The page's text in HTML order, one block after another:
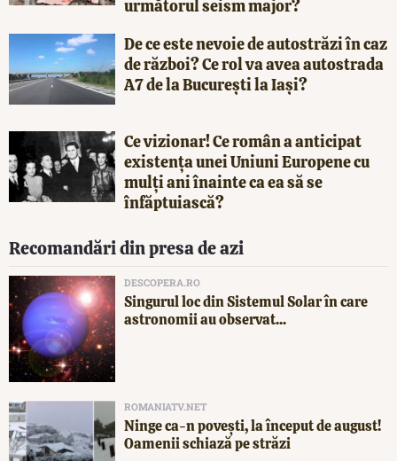
următorul seism major?
De ce este nevoie de autostrăzi în caz
de război? Ce rol va avea autostrada
A7 de la București la Iași?
Ce vizionar! Ce român a anticipat
existența unei Uniuni Europene cu
mulți ani înainte ca ea să se
înfăptuiască?
Recomandări din presa de azi
DESCOPERA.RO
Singurul loc din Sistemul Solar în care
astronomii au observat...
ROMANIATV.NET
Ninge ca-n povești, la început de august!
Oamenii schiază pe străzi